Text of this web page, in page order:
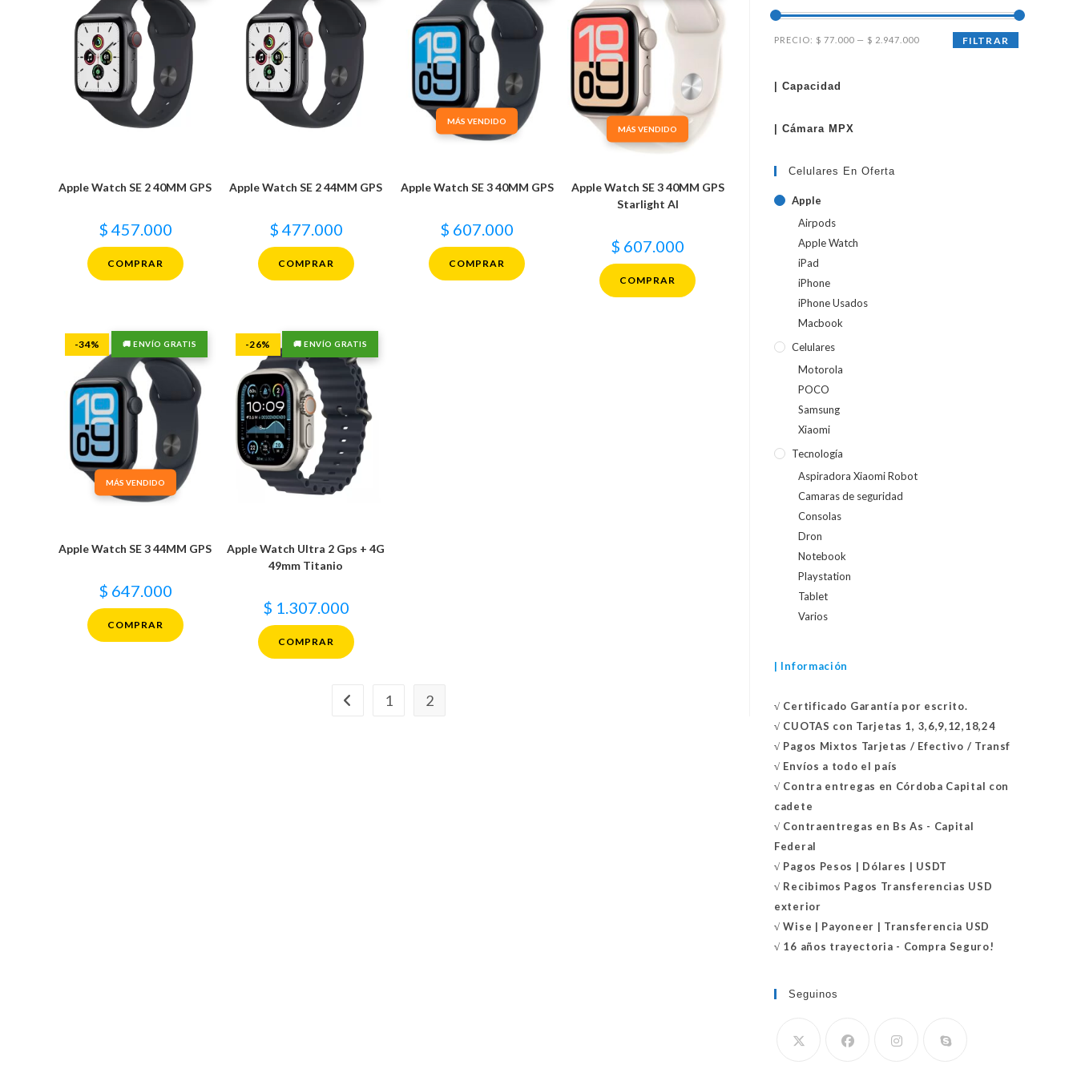
WEB
Apple Watch SE 2 40MM GPS
$ 457.000
COMPRAR
Apple Watch SE 2 44MM GPS
$ 477.000
COMPRAR
MÁS VENDIDO
Apple Watch SE 3 40MM GPS
$ 607.000
COMPRAR
MÁS VENDIDO
Apple Watch SE 3 40MM GPS
Starlight Al
$ 607.000
COMPRAR
MÁS VENDIDO
🚚 ENVÍO GRATIS
-34%
Apple Watch SE 3 44MM GPS
$ 647.000
COMPRAR
🚚 ENVÍO GRATIS
-26%
Apple Watch Ultra 2 Gps + 4G
49mm Titanio
$ 1.307.000
COMPRAR
1 2
Precio
Precio
FILTRAR
PRECIO: $ 77.000 — $ 2.947.000
| Capacidad
| Cámara MPX
Celulares En Oferta
Apple
Airpods
Apple Watch
iPad
iPhone
iPhone Usados
Macbook
Celulares
Motorola
POCO
Samsung
Xiaomi
Tecnología
Aspiradora Xiaomi Robot
Camaras de seguridad
Consolas
Dron
Notebook
Playstation
Tablet
Varios
| Información
√ Certificado Garantía por escrito.
√ CUOTAS con Tarjetas 1, 3,6,9,12,18,24
√ Pagos Mixtos Tarjetas / Efectivo / Transf
√ Envíos a todo el país
√ Contra entregas en Córdoba Capital con
cadete
√ Contraentregas en Bs As - Capital
Federal
√ Pagos Pesos | Dólares | USDT
√ Recibimos Pagos Transferencias USD
exterior
√ Wise | Payoneer | Transferencia USD
√ 16 años trayectoria - Compra Seguro!
Seguinos